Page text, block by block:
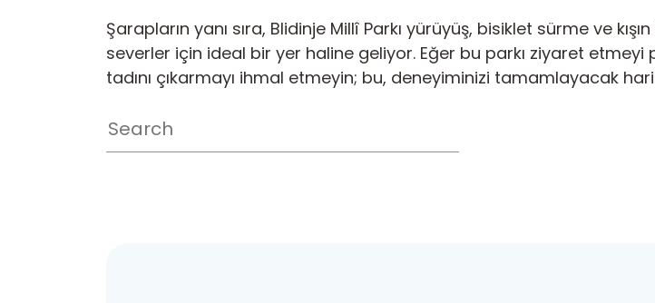
Şarapların yanı sıra, Blidinje Millî Parkı yürüyüş, bisiklet sürme ve
severler için ideal bir yer haline geliyor. Eğer bu parkı ziyaret
tadını çıkarmayı ihmal etmeyin; bu, deneyiminizi tamamlayacak